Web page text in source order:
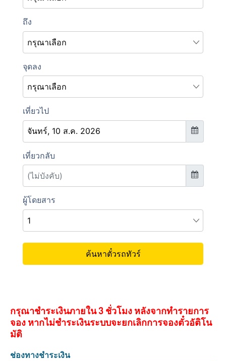
กรุณาชำระเงินภายใน 3 ชั่วโมง หลังจากทำรายการ
จอง หากไม่ชำระเงินระบบจะยกเลิกการจองตั๋วอัติโน
มัติ
ช่องทางชำระเงิน